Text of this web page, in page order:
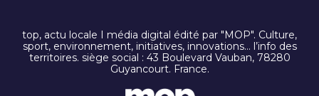
top, actu locale I média digital édité par "MOP". Culture,
sport, environnement, initiatives, innovations… l’info des
territoires. siège social : 43 Boulevard Vauban, 78280
Guyancourt. France.